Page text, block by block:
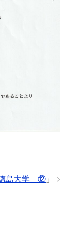
島大学 ⑫ 」